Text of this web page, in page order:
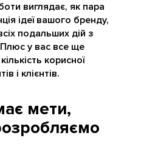
виглядає, як пара
ідеї вашого бренду,
подальших дій з
у вас все ще
корисної
і клієнтів.
мети,